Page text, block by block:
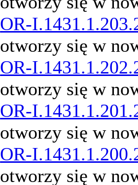
OR-
otworzy się w
OR-
otworzy się w
OR-
otworzy się w
OR-
otworzy się w